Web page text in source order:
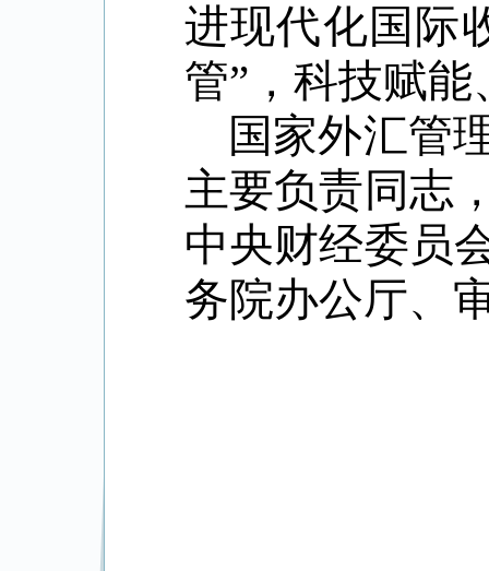
进现代化国际
管” ，科技赋
国家外汇管
主要负责同志
中央财经委员
务院办公厅、